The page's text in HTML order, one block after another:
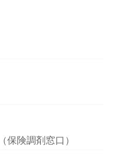
険調剤窓口）